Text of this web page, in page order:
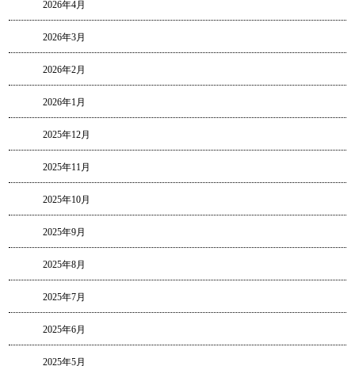
2026年4月
2026年3月
2026年2月
2026年1月
2025年12月
2025年11月
2025年10月
2025年9月
2025年8月
2025年7月
2025年6月
2025年5月